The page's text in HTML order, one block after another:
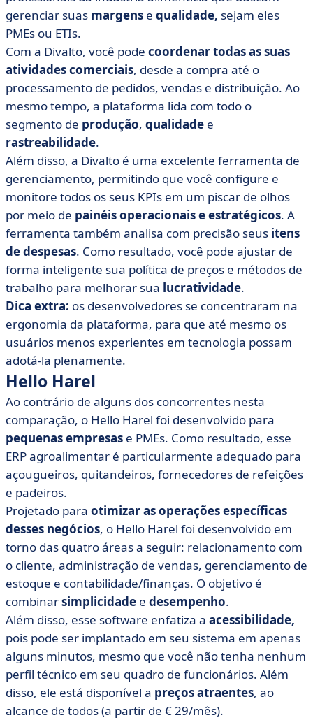
gerenciar suas margens e qualidade, sejam eles
PMEs ou ETIs.
Com a Divalto, você pode coordenar todas as suas
atividades comerciais, desde a compra até o
processamento de pedidos, vendas e distribuição. Ao
mesmo tempo, a plataforma lida com todo o
segmento de produção, qualidade e
rastreabilidade.
Além disso, a Divalto é uma excelente ferramenta de
gerenciamento, permitindo que você configure e
monitore todos os seus KPIs em um piscar de olhos
por meio de painéis operacionais e estratégicos. A
ferramenta também analisa com precisão seus itens
de despesas. Como resultado, você pode ajustar de
forma inteligente sua política de preços e métodos de
trabalho para melhorar sua lucratividade.
Dica extra: os desenvolvedores se concentraram na
ergonomia da plataforma, para que até mesmo os
usuários menos experientes em tecnologia possam
adotá-la plenamente.
Hello Harel
Ao contrário de alguns dos concorrentes nesta
comparação, o Hello Harel foi desenvolvido para
pequenas empresas e PMEs. Como resultado, esse
ERP agroalimentar é particularmente adequado para
açougueiros, quitandeiros, fornecedores de refeições
e padeiros.
Projetado para otimizar as operações específicas
desses negócios, o Hello Harel foi desenvolvido em
torno das quatro áreas a seguir: relacionamento com
o cliente, administração de vendas, gerenciamento de
estoque e contabilidade/finanças. O objetivo é
combinarsimplicidade e desempenho.
Além disso, esse software enfatiza a acessibilidade,
pois pode ser implantado em seu sistema em apenas
alguns minutos, mesmo que você não tenha nenhum
perfil técnico em seu quadro de funcionários. Além
disso, ele está disponível a preços atraentes, ao
alcance de todos (a partir de € 29/mês).